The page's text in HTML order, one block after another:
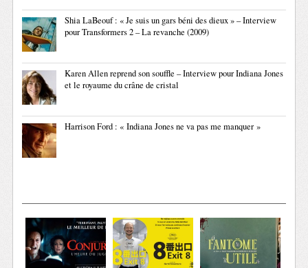
Shia LaBeouf : « Je suis un gars béni des dieux » – Interview
pour Transformers 2 – La revanche (2009)
Karen Allen reprend son souffle – Interview pour Indiana Jones
et le royaume du crâne de cristal
Harrison Ford : « Indiana Jones ne va pas me manquer »